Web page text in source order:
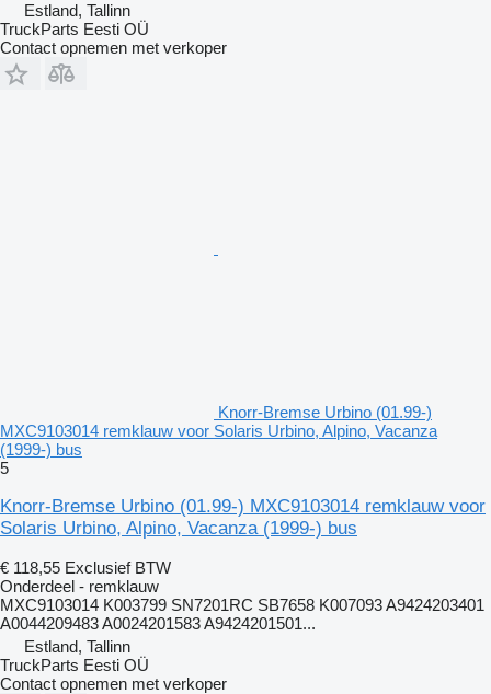
Estland, Tallinn
TruckParts Eesti OÜ
Contact opnemen met verkoper
Knorr-Bremse Urbino (01.99-)
MXC9103014 remklauw voor Solaris Urbino, Alpino, Vacanza
(1999-) bus
5
Knorr-Bremse Urbino (01.99-) MXC9103014 remklauw voor
Solaris Urbino, Alpino, Vacanza (1999-) bus
€ 118,55 Exclusief BTW
Onderdeel - remklauw
MXC9103014 K003799 SN7201RC SB7658 K007093 A9424203401
A0044209483 A0024201583 A9424201501...
Estland, Tallinn
TruckParts Eesti OÜ
Contact opnemen met verkoper